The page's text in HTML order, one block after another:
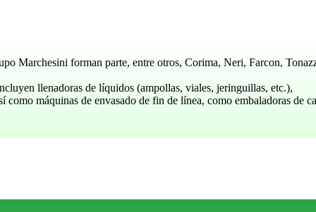
Marchesini forman parte, entre otros, Corima, Neri, Farcon,
llenadoras de líquidos (ampollas, viales, jeringuillas, etc.),
máquinas de envasado de fin de línea, como embaladoras de